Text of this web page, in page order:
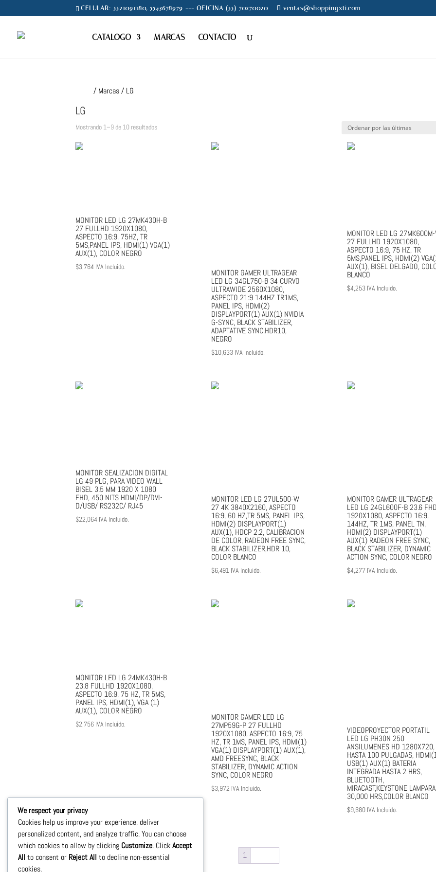
CELULAR: 5521091180, 5543678979 --- OFICINA (55) 70270020 ventas@shoppingxti.com
CATALOGO MARCAS CONTACTO
/ Marcas / LG
LG
Mostrando 1–9 de 10 resultadosSorted
MONITOR LED LG 27MK430H-B
27 FULLHD 1920X1080,
ASPECTO 16:9, 75HZ, TR
5MS,PANEL IPS, HDMI(1) VGA(1)
AUX(1), COLOR NEGRO
$3,764 IVA Incluido.
MONITOR GAMER ULTRAGEAR
LED LG 34GL750-B 34 CURVO
ULTRAWIDE 2560X1080,
ASPECTO 21:9 144HZ TR1MS,
PANEL IPS, HDMI(2)
DISPLAYPORT(1) AUX(1) NVIDIA
G-SYNC, BLACK STABILIZER,
ADAPTATIVE SYNC,HDR10,
NEGRO
$10,633 IVA Incluido.
MONITOR LED LG
27 FULLHD 1920X1080,
ASPECTO 16:9, 75 HZ, TR
5MS,PANEL IPS, HDMI(2)
AUX(1), BISEL DELGADO,
BLANCO
$4,253 IVA Incluido.
MONITOR SEALIZACION DIGITAL
LG 49 PLG, PARA VIDEO WALL
BISEL 3.5 MM 1920 X 1080
FHD, 450 NITS HDMI/DP/DVI-
D/USB/ RS232C/ RJ45
$22,064 IVA Incluido.
MONITOR LED LG 27UL500-W
27 4K 3840X2160, ASPECTO
16:9, 60 HZ,TR 5MS, PANEL IPS,
HDMI(2) DISPLAYPORT(1)
AUX(1), HDCP 2.2, CALIBRACION
DE COLOR, RADEON FREE SYNC,
BLACK STABILIZER,HDR 10,
COLOR BLANCO
$6,491 IVA Incluido.
MONITOR GAMER ULTRAGEAR
LED LG 24GL600F-B 23.6
1920X1080, ASPECTO 16:9,
144HZ, TR 1MS, PANEL TN,
HDMI(2) DISPLAYPORT(1)
AUX(1) RADEON FREE SYNC,
BLACK STABILIZER, DYNAMIC
ACTION SYNC, COLOR NEGRO
$4,277 IVA Incluido.
MONITOR LED LG 24MK430H-B
23.8 FULLHD 1920X1080,
ASPECTO 16:9, 75 HZ, TR 5MS,
PANEL IPS, HDMI(1), VGA (1)
AUX(1), COLOR NEGRO
$2,756 IVA Incluido.
MONITOR GAMER LED LG
27MP59G-P 27 FULLHD
1920X1080, ASPECTO 16:9, 75
HZ, TR 1MS, PANEL IPS, HDMI(1)
VGA(1) DISPLAYPORT(1) AUX(1),
AMD FREESYNC, BLACK
STABILIZER, DYNAMIC ACTION
SYNC, COLOR NEGRO
$3,972 IVA Incluido.
VIDEOPROYECTOR PORTATIL
LED LG PH30N 250
ANSILUMENES HD 1280X720,
HASTA 100 PULGADAS,
USB(1) AUX(1) BATERIA
INTEGRADA HASTA 2 HRS,
BLUETOOTH,
MIRACAST,KEYSTONE LAMPARA
30,000 HRS,COLOR BLANCO
$9,680 IVA Incluido.
1
We respect your privacy
Cookies help us improve your experience, deliver
personalized content, and analyze traffic. You can choose
which cookies to allow by clicking Customize. ClickAccept
All to consent or Reject All to decline non-essential
cookies.